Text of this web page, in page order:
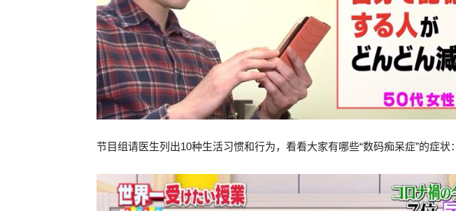
节目组请医生列出10种生活习惯和行为，看看大家有哪些“数码痴呆症”的症状：